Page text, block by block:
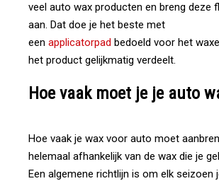
veel auto wax producten en breng deze
aan. Dat doe je het beste met
een applicatorpad bedoeld voor het
het product gelijkmatig verdeelt.
Hoe vaak moet je je auto
Hoe vaak je wax voor auto moet
helemaal afhankelijk van de wax die je
Een algemene richtlijn is om elk seizoen